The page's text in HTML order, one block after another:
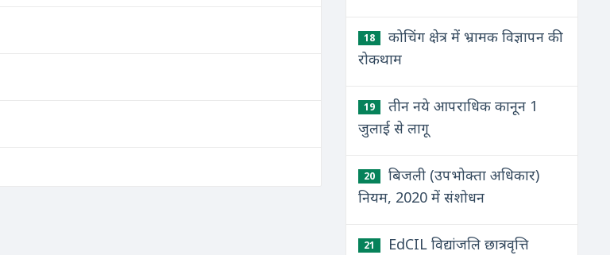
18
कोचिंग क्षेत्र में भ्रामक विज्ञापन की
रोकथाम
19
तीन नये आपराधिक कानून 1
जुलाई से लागू
20
बिजली (उपभोक्ता अधिकार)
नियम, 2020 में संशोधन
21
EdCIL विद्यांजलि छात्रवृत्ति